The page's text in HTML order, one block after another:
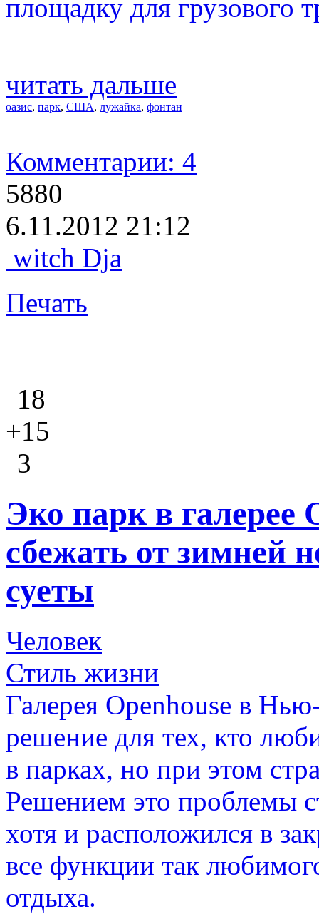
площадку для грузового
читать дальше
оазис, парк, США, лужайка, фонтан
Комментарии: 4
5880
6.11.2012 21:12
witch Dja
Печать
18
+15
3
Эко парк в
сбежать от зимней
суеты
Человек
Стиль жизни
Галерея Openhouse в
решение для тех, кто
в парках, но при этом
Решением это проблемы
хотя и расположился в
все функции так
отдыха.